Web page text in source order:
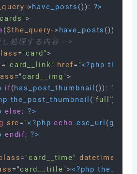
->have_posts ()): ?>
>
($the_query->have_posts ()):
処理する内容 -->
="card" >
="card__link" href="<?php
="card__img" >
if(has_post_thumbnail ()): ?>
the_post_thumbnail ('full');
else: ?>
src="<?php echo esc_url (
endif; ?>
="card__time" datetime
="card__title" ><?php the_title